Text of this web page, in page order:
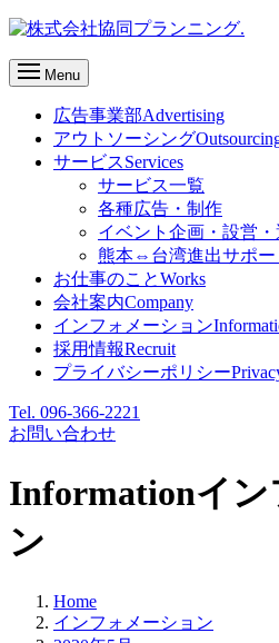
Menu
広告事業部Advertising
アウトソーシング
サービスServices
サービス一覧
各種広告・制作
イベント企画・設営・
熊本⇔台湾進出サポー
お仕事のことWorks
会社案内Company
インフォメーション
採用情報Recruit
プライバシーポリシー
Tel. 096-366-2221
お問い合わせ
Informationイン
ン
Home
インフォメーション